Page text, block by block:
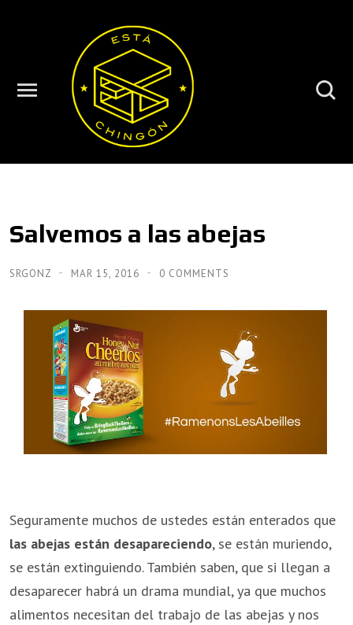
Salvemos a las abejas
SRGONZ MAR 15, 2016 0 COMMENTS
Seguramente muchos de ustedes están enterados que
las abejas están desapareciendo, se están muriendo,
se están extinguiendo. También saben, que si llegan a
desaparecer habrá un drama mundial, ya que muchos
alimentos necesitan del trabajo de las abejas y nos